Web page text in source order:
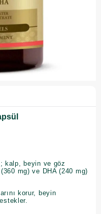
kalp, beyin ve göz
mg) ve DHA (240 mg)
korur, beyin